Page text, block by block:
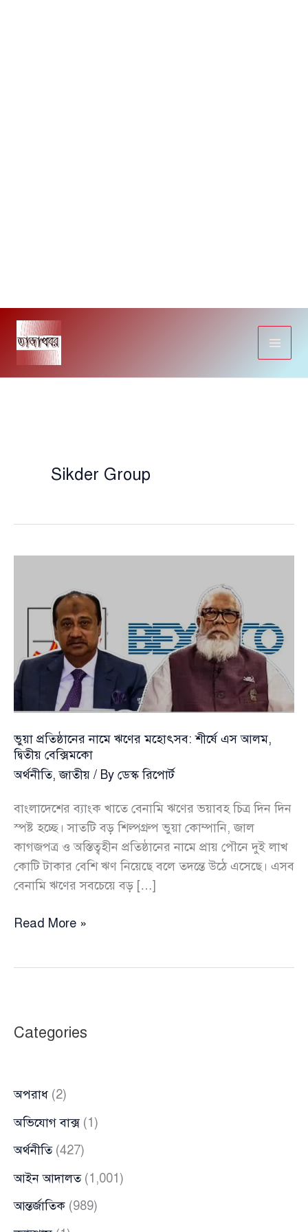
Skip
content
Sikder Group
ভুয়া প্রতিষ্ঠানের নামে ঋণের মহোৎসব: শীর্ষে এস আলম,
দ্বিতীয় বেক্সিমকো
অর্থনীতি,জাতীয় / By ডেস্ক রিপোর্ট
বাংলাদেশের ব্যাংক খাতে বেনামি ঋণের ভয়াবহ চিত্র দিন দিন
স্পষ্ট হচ্ছে। সাতটি বড় শিল্পগ্রুপ ভুয়া কোম্পানি, জাল
কাগজপত্র ও অস্তিত্বহীন প্রতিষ্ঠানের নামে প্রায় পৌনে দুই লাখ
কোটি টাকার বেশি ঋণ নিয়েছে বলে তদন্তে উঠে এসেছে। এসব
বেনামি ঋণের সবচেয়ে বড় […]
ভুয়া
এস
বেক্সিমকো
Read More »
Categories
অপরাধ (2)
অভিযোগ বাক্স(1)
অর্থনীতি(427)
আইন আদালত(1,001)
আন্তর্জাতিক (989)